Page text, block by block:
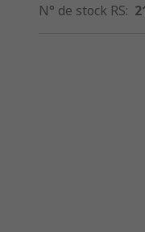
N° de stock RS: